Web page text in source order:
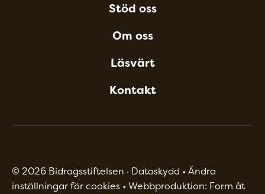
Stöd oss
Om oss
Läsvärt
Kontakt
© 2026 Bidragsstiftelsen · Dataskydd • Ändra
inställningar för cookies • Webbproduktion: Form åt